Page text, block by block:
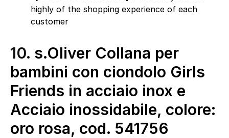
highly of the shopping experience of each
customer
10. s.Oliver Collana per
bambini con ciondolo Girls
Friends in acciaio inox e
Acciaio inossidabile, colore:
oro rosa, cod. 541756